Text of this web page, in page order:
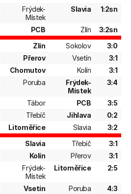
Frýdek-
Místek
Slavia 1:2sn
PCB Zlín
3:2sn
Zlín Sokolov
3:0
Přerov Vsetín
3:1
Chomutov Kolín
3:1
Poruba
Frýdek-
Místek
3:4
Tábor PCB
3:5
Třebíč Jihlava
0:2
Litoměřice Slavia
3:2
Slavia Třebíč
3:1
Kolín Přerov
3:1
Frýdek-
Místek
Litoměřice 2:5
Vsetín Poruba
4:3